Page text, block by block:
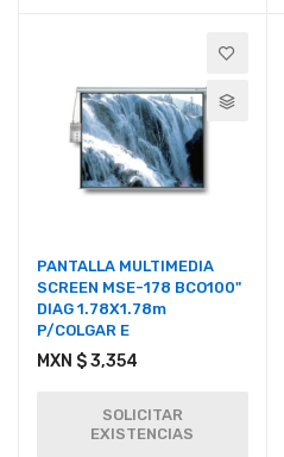
PANTALLA MULTIMEDIA
SCREEN MSE-178 BCO100"
DIAG 1.78X1.78m
P/COLGAR E
MXN $ 3,354
SOLICITAR
EXISTENCIAS